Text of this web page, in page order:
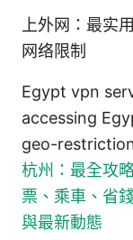
上外网：最实
网络限制
Egypt vpn
accessing
geo-
杭州：最全攻
票、乘車、省
與最新動態